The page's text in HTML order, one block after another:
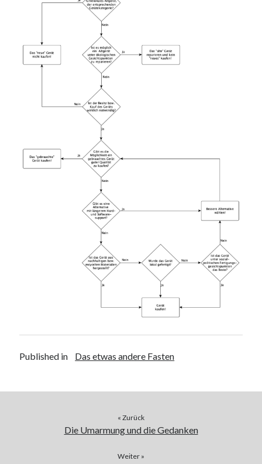
Published in Das etwas andere Fasten
« Zurück
Die Umarmung und die Gedanken
Weiter »